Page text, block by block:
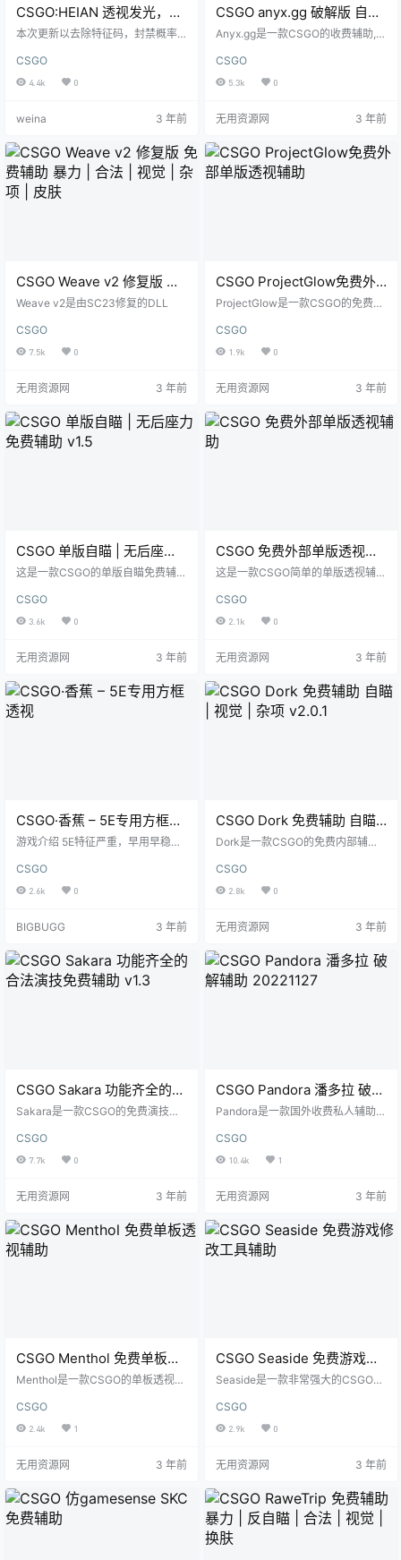
CSGO:HEIAN 透视发光，官
匹稳定
本次更新以去除特征码，封禁概率
CSGO
4.4k 0
weina 3 年前
CSGO anyx.gg 破解版 自瞄
| 视觉 | 皮肤 | 杂项
Anyx.gg是一款CSGO的收费辅助,本
CSGO
5.3k 0
无用资源网 3 年前
CSGO Weave v2 修复版 免
费辅助 暴力 | 合法 | 视觉 |
Weave v2是由SC23修复的DLL
CSGO
7.5k 0
无用资源网 3 年前
CSGO ProjectGlow免费外
部单版透视辅助
ProjectGlow是一款CSGO的免费单
发光的玩家
CSGO
1.9k 0
无用资源网 3 年前
CSGO 单版自瞄 | 无后座力
免费辅助 v1.5
这是一款CSGO的单版自瞄免费辅助
到CSGO控制台 m_rawinput 1 m_c
ustomaccel 0 管理员运行Aimbot.e
用/0=关闭) Key=0x1 (自瞄按键,点
位,代码参考下图) FOV=4 …
CSGO
3.6k 0
无用资源网 3 年前
CSGO 免费外部单版透视辅
助
这是一款CSGO简单的单版透视辅
快捷键 方框透视 = Delete 人物透视
= Delete 队友透视 = Insert
CSGO
2.1k 0
无用资源网 3 年前
CSGO·香蕉 – 5E专用方框透
视
游戏介绍 5E特征严重，早用早稳定
闸。 游戏截图
CSGO
2.6k 0
BIGBUGG 3 年前
CSGO Dork 免费辅助 自瞄 |
视觉 | 杂项 v2.0.1
Dork是一款CSGO的免费内部辅
CSGO
2.8k 0
无用资源网 3 年前
CSGO Sakara 功能齐全的合
法演技免费辅助 v1.3
Sakara是一款CSGO的免费演技辅
CSGO
7.7k 0
无用资源网 3 年前
CSGO Pandora 潘多拉 破解
辅助 20221127
Pandora是一款国外收费私人辅助,
a潘多拉 菜单汉化翻译图
CSGO
10.4k 1
无用资源网 3 年前
CSGO Menthol 免费单板透
视辅助
Menthol是一款CSGO的单板透视辅
CSGO
2.4k 1
无用资源网 3 年前
CSGO Seaside 免费游戏修
改工具辅助
Seaside是一款非常强大的CSGO游
中的模型、动画、声音、库存、特
效等等。
CSGO
2.9k 0
无用资源网 3 年前